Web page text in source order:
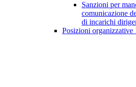
Sanzioni per
comunicazione
di incarichi
Posizioni organizzative